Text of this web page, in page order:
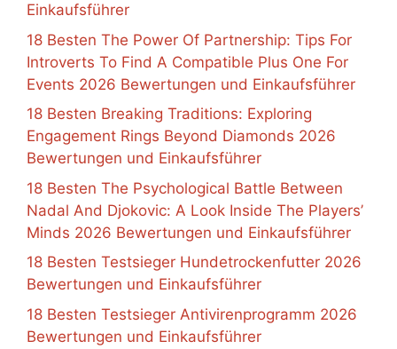
Einkaufsführer
18 Besten The Power Of Partnership: Tips For
Introverts To Find A Compatible Plus One For
Events 2026 Bewertungen und Einkaufsführer
18 Besten Breaking Traditions: Exploring
Engagement Rings Beyond Diamonds 2026
Bewertungen und Einkaufsführer
18 Besten The Psychological Battle Between
Nadal And Djokovic: A Look Inside The Players’
Minds 2026 Bewertungen und Einkaufsführer
18 Besten Testsieger Hundetrockenfutter 2026
Bewertungen und Einkaufsführer
18 Besten Testsieger Antivirenprogramm 2026
Bewertungen und Einkaufsführer